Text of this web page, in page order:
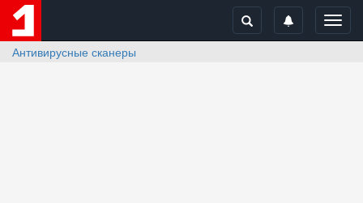
Антивирусные сканеры